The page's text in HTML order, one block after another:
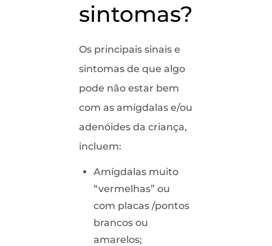
sintomas?
Os principais sinais e
sintomas de que algo
pode não estar bem
com as amígdalas e/ou
adenóides da criança,
incluem:
Amígdalas muito
“vermelhas” ou
com placas /pontos
brancos ou
amarelos;